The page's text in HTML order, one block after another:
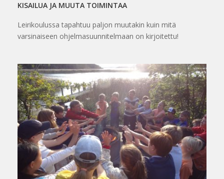
KISAILUA JA MUUTA TOIMINTAA
Leirikoulussa tapahtuu paljon muutakin kuin mitä
varsinaiseen ohjelmasuunnitelmaan on kirjoitettu!